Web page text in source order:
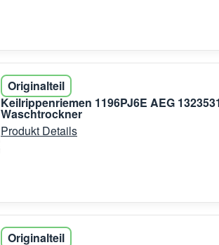
Originalteil
Keilrippenriemen 1196PJ6E AEG
Waschtrockner
Produkt Details
Originalteil